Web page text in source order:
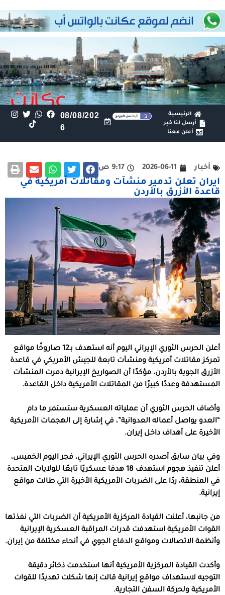
الرئيسية
أرسل لنا خبر
أعلن معنا
08/08/202
6
أخبار 2026-06-11 9:17 ص
ايران تعلن تدمير منشآت ومقاتلات أمريكية في
قاعدة الأزرق بالأردن
أعلن الحرس الثوري الإيراني اليوم أنه استهدف بـ12 صاروخًا مواقع
تمركز مقاتلات أمريكية ومنشآت تابعة للجيش الأمريكي في قاعدة
الأزرق الجوية بالأردن، مؤكدًا أن الصواريخ الإيرانية دمرت المنشآت
المستهدفة وعددًا كبيرًا من المقاتلات الأمريكية داخل القاعدة.
وأضاف الحرس الثوري أن عملياته العسكرية ستستمر ما دام
“العدو يواصل أعماله العدوانية”، في إشارة إلى الهجمات الأمريكية
الأخيرة على أهداف داخل إيران.
وفي بيان سابق أصدره الحرس الثوري الإيراني، فجر اليوم الخميس،
أعلن تنفيذ هجوم استهدف 18 هدفا عسكريًا تابعًا للولايات المتحدة
في المنطقة، ردًا على الضربات الأمريكية الأخيرة التي طالت مواقع
إيرانية.
من جانبها، أعلنت القيادة المركزية الأمريكية أن الضربات التي نفذتها
القوات الأمريكية استهدفت قدرات المراقبة العسكرية الإيرانية
وأنظمة الاتصالات ومواقع الدفاع الجوي في أنحاء مختلفة من إيران.
وأكدت القيادة المركزية الأمريكية أنها استخدمت ذخائر دقيقة
التوجيه لاستهداف مواقع إيرانية قالت إنها شكلت تهديدًا للقوات
الأمريكية ولحركة السفن التجارية.